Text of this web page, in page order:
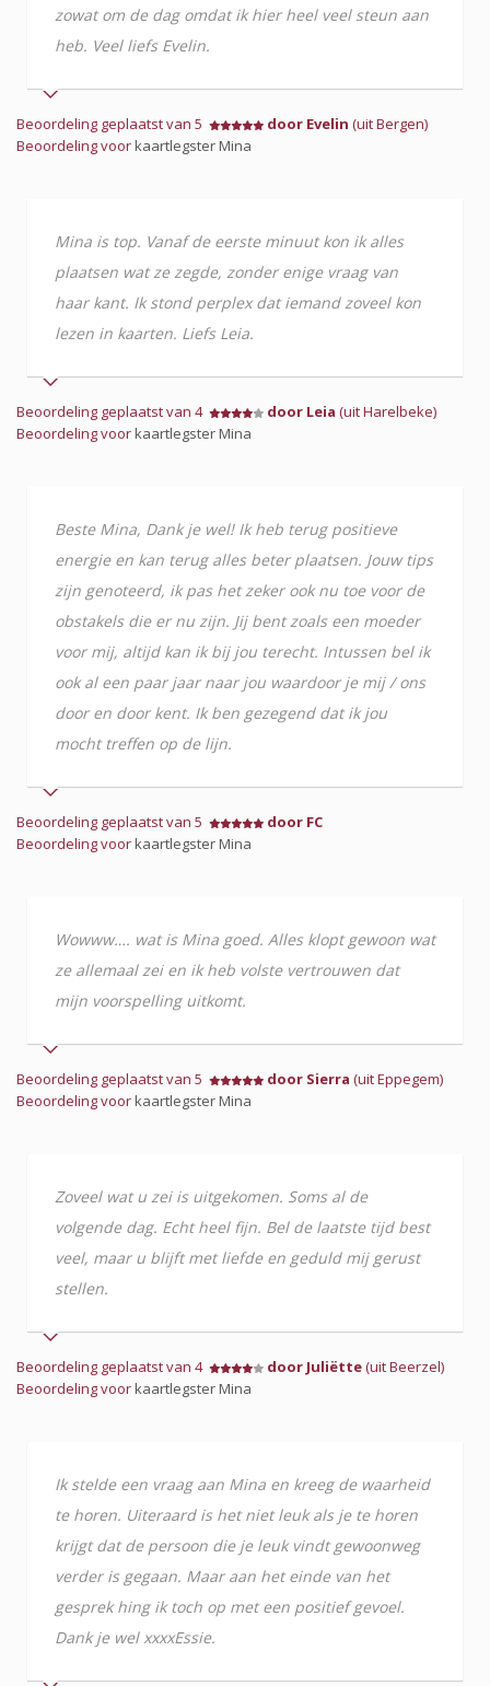
zowat om de dag omdat ik hier heel veel steun aan
heb. Veel liefs Evelin.
Beoordeling geplaatst van 5 door Evelin (uit Bergen)
Beoordeling voorkaartlegster Mina
Mina is top. Vanaf de eerste minuut kon ik alles
plaatsen wat ze zegde, zonder enige vraag van
haar kant. Ik stond perplex dat iemand zoveel kon
lezen in kaarten. Liefs Leia.
Beoordeling geplaatst van 4 door Leia (uit Harelbeke)
Beoordeling voorkaartlegster Mina
Beste Mina, Dank je wel! Ik heb terug positieve
energie en kan terug alles beter plaatsen. Jouw tips
zijn genoteerd, ik pas het zeker ook nu toe voor de
obstakels die er nu zijn. Jij bent zoals een moeder
voor mij, altijd kan ik bij jou terecht. Intussen bel ik
ook al een paar jaar naar jou waardoor je mij / ons
door en door kent. Ik ben gezegend dat ik jou
mocht treffen op de lijn.
Beoordeling geplaatst van 5
door FC
Beoordeling voorkaartlegster Mina
Wowww…. wat is Mina goed. Alles klopt gewoon wat
ze allemaal zei en ik heb volste vertrouwen dat
mijn voorspelling uitkomt.
Beoordeling geplaatst van 5 door Sierra (uit Eppegem)
Beoordeling voorkaartlegster Mina
Zoveel wat u zei is uitgekomen. Soms al de
volgende dag. Echt heel fijn. Bel de laatste tijd best
veel, maar u blijft met liefde en geduld mij gerust
stellen.
Beoordeling geplaatst van 4 door Juliëtte(uit Beerzel)
Beoordeling voorkaartlegster Mina
Ik stelde een vraag aan Mina en kreeg de waarheid
te horen. Uiteraard is het niet leuk als je te horen
krijgt dat de persoon die je leuk vindt gewoonweg
verder is gegaan. Maar aan het einde van het
gesprek hing ik toch op met een positief gevoel.
Dank je wel xxxxEssie.